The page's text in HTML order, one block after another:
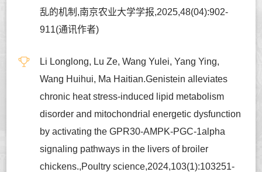
乱的机制,南京农业大学学报,2025,48(04):902-
911(通讯作者)
Li Longlong, Lu Ze, Wang Yulei, Yang Ying,
Wang Huihui, Ma Haitian.Genistein alleviates
chronic heat stress-induced lipid metabolism
disorder and mitochondrial energetic dysfunction
by activating the GPR30-AMPK-PGC-1alpha
signaling pathways in the livers of broiler
chickens.,Poultry science,2024,103(1):103251-